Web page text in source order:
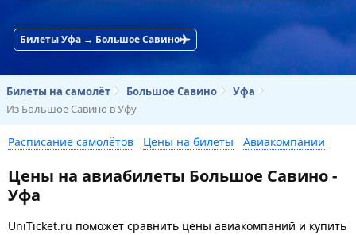
Билеты Уфа → Большое Савино
Билеты на самолёт Большое Савино
Уфа
Из Большое Савино в Уфу
Расписание самолётов Цены на билеты Авиакомпании
Цены на авиабилеты Большое Савино -
Уфа
UniTicket.ru поможет сравнить цены авиакомпаний и купить